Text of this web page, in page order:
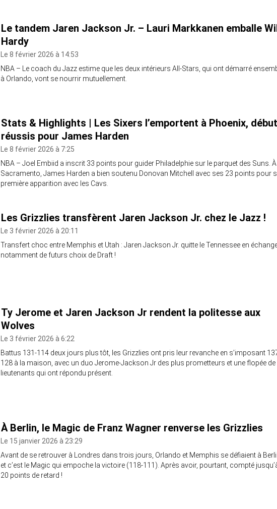
Le tandem Jaren Jackson Jr. – Lauri Markkanen emballe
Hardy
Le 8 février 2026 à 14:53
NBA – Le coach du Jazz estime que les deux intérieurs All-Stars, qui ont démarré
à Orlando, vont se nourrir mutuellement.
Stats & Highlights | Les Sixers l’emportent à Phoenix,
réussis pour James Harden
Le 8 février 2026 à 7:25
NBA – Joel Embiid a inscrit 33 points pour guider Philadelphie sur le parquet des Suns. À
Sacramento, James Harden a bien soutenu Donovan Mitchell avec ses 23 points pour
première apparition avec les Cavs.
Les Grizzlies transfèrent Jaren Jackson Jr. chez le Jazz !
Le 3 février 2026 à 20:11
Transfert choc entre Memphis et Utah : Jaren Jackson Jr. quitte le Tennessee en
notamment de futurs choix de Draft !
Ty Jerome et Jaren Jackson Jr rendent la politesse aux
Wolves
Le 3 février 2026 à 6:22
Battus 131-114 deux jours plus tôt, les Grizzlies ont pris leur revanche en s’imposant
128 à la maison, avec un duo Jerome-Jackson Jr des plus prometteurs et une flopée de
lieutenants qui ont répondu présent.
À Berlin, le Magic de Franz Wagner renverse les Grizzlies
Le 15 janvier 2026 à 23:29
Avant de se retrouver à Londres dans trois jours, Orlando et Memphis se défiaient à
et c’est le Magic qui empoche la victoire (118-111). Après avoir, pourtant, compté
20 points de retard !